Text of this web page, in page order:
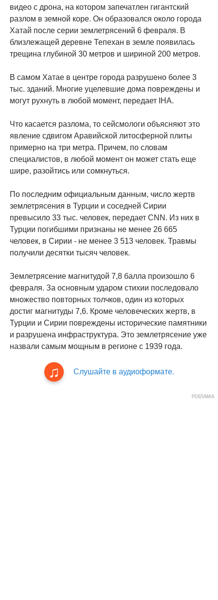
видео с дрона, на котором запечатлен гигантский
разлом в земной коре. Он образовался около города
Хатай после серии землетрясений 6 февраля. В
близлежащей деревне Тепехан в земле появилась
трещина глубиной 30 метров и шириной 200 метров.
В самом Хатае в центре города разрушено более 3
тыс. зданий. Многие уцелевшие дома повреждены и
могут рухнуть в любой момент, передает IHA.
Что касается разлома, то сейсмологи объясняют это
явление сдвигом Аравийской литосферной плиты
примерно на три метра. Причем, по словам
специалистов, в любой момент он может стать еще
шире, разойтись или сомкнуться.
По последним официальным данным, число жертв
землетрясения в Турции и соседней Сирии
превысило 33 тыс. человек, передает CNN. Из них в
Турции погибшими признаны не менее 26 665
человек, в Сирии - не менее 3 513 человек. Травмы
получили десятки тысяч человек.
Землетрясение магнитудой 7,8 балла произошло 6
февраля. За основным ударом стихии последовало
множество повторных толчков, один из которых
достиг магнитуды 7,6. Кроме человеческих жертв, в
Турции и Сирии повреждены исторические памятники
и разрушена инфраструктура. Это землетрясение уже
назвали самым мощным в регионе с 1939 года.
Слушайте в аудиоформате.